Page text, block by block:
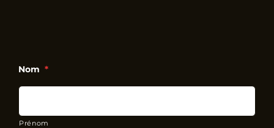
Nom *
Prénom